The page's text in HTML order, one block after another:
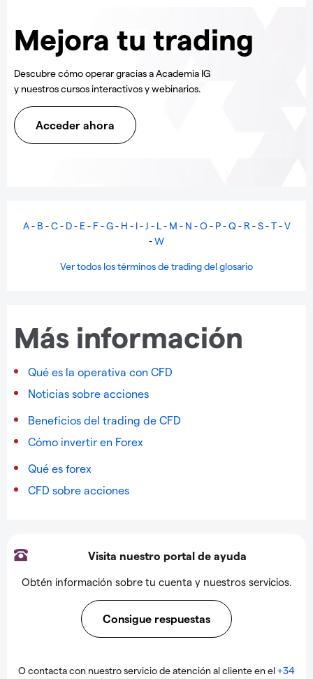
Mejora tu trading
Descubre cómo operar gracias a Academia IG
y nuestros cursos interactivos y webinarios.
Acceder ahora
A- B -C- D- E- F-G- H - I- J - L- M - N -O- P-Q- R -S-T-V
-W
Ver todos los términos de trading del glosario
Más información
Qué es la operativa con CFD
Noticias sobre acciones
Beneficios del trading de CFD
Cómo invertir en Forex
Qué es forex
CFD sobre acciones
Visita nuestro portal de ayuda
Obtén información sobre tu cuenta y nuestros servicios.
Consigue respuestas
O contacta con nuestro servicio de atención al cliente en el+34